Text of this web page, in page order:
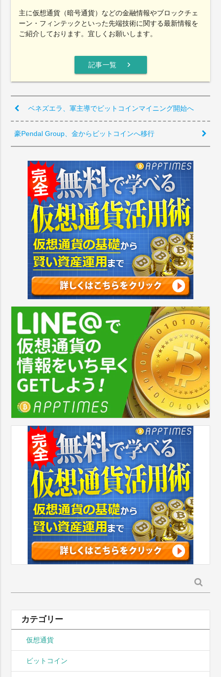
主に仮想通貨（暗号通貨）などの金融情報やブロックチェ
ーン・フィンテックといった先端技術に関する最新情報を
ご紹介しております。宜しくお願いします。
記事一覧 chevron_right
ベネズエラ、軍主導でビットコインマイニング開始へ
豪Pendal Group、金からビットコインへ移行
索:
カテゴリー
仮想通貨
ビットコイン